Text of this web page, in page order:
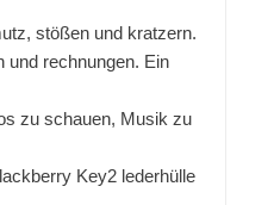
stößen und kratzern.
und rechnungen. Ein
zu schauen, Musik zu
Key2 lederhülle